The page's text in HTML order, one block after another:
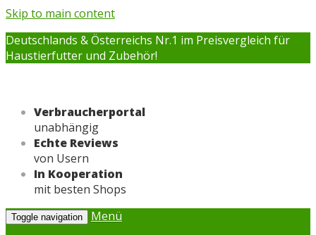
Skip to main content
Deutschlands & Österreichs Nr.1 im Preisvergleich für
Haustierfutter und Zubehör!
Verbraucherportal
unabhängig
Echte Reviews
von Usern
In Kooperation
mit besten Shops
Toggle navigation
Menü